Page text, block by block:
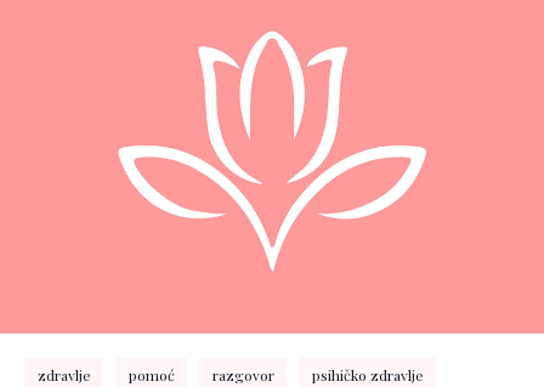
zdravlje pomoć razgovor psihičko zdravlje